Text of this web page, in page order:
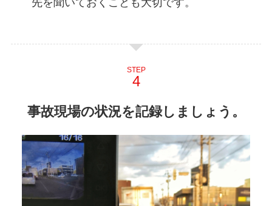
先を聞いておくことも大切です。
STEP
事故現場の状況を記録しましょう。